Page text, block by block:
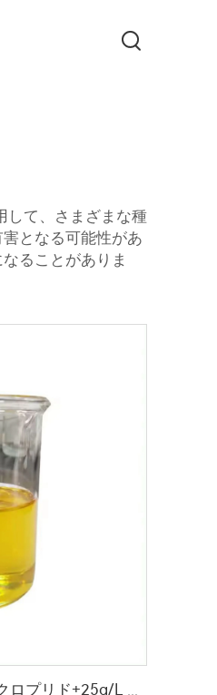
して、さまざまな種
となる可能性があ
ることがありま